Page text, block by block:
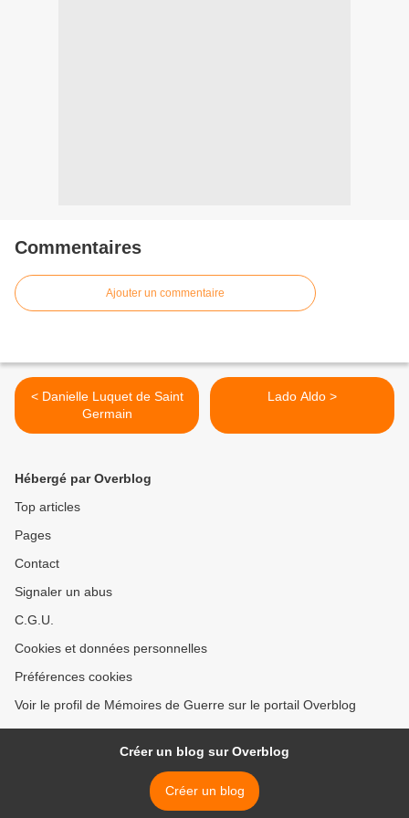
Commentaires
Ajouter un commentaire
< Danielle Luquet de Saint
Germain
Lado Aldo >
Hébergé par Overblog
Top articles
Pages
Contact
Signaler un abus
C.G.U.
Cookies et données personnelles
Préférences cookies
Voir le profil de Mémoires de Guerre sur le portail Overblog
Créer un blog sur Overblog
Créer un blog